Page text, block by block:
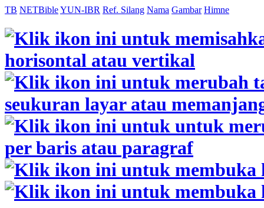
TB NETBibleYUN-IBR Ref. Silang Nama Gambar Himne